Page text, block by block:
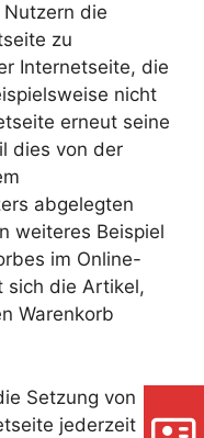
die
zu
Internetseite, die
nicht
erneut seine
dies von der
abgelegten
weiteres Beispiel
im Online-
sich die Artikel,
Warenkorb
Setzung von
jederzeit